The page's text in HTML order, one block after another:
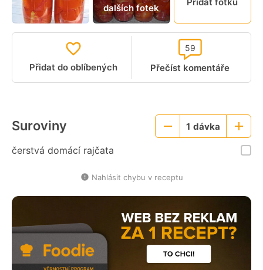
dalších fotek
Přidat do oblíbených Přečíst komentáře
59
Suroviny
Menší
1 dávka
Větší
porce
čerstvá domácí rajčata
Nahlásit chybu v receptu